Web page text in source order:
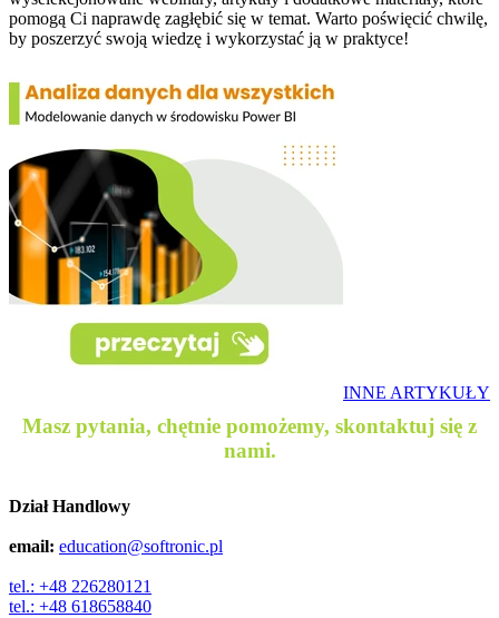
pomogą Ci naprawdę zagłębić się w temat. Warto poświęcić chwilę,
by poszerzyć swoją wiedzę i wykorzystać ją w praktyce!
INNE ARTYKUŁY
Masz pytania, chętnie pomożemy, skontaktuj się z
nami.
Dział Handlowy
email: education@softronic.pl
tel.: +48 226280121
tel.: +48 618658840